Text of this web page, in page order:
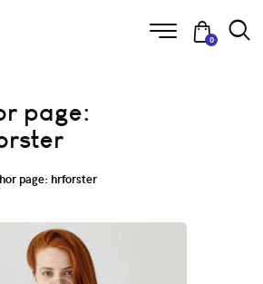
0
page:
page: hrforster